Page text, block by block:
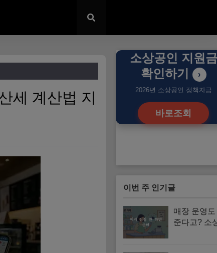
세 계산법 지
소상공인 지원금
확인하기
›
2026년 소상공인 정책자금
바로조회
이번 주 인기글
매장 운영
준다고? 소